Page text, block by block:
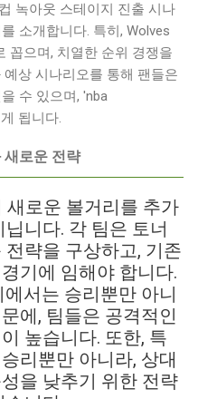
녹아웃 스테이지 진출 시나
소개합니다. 특히, Wolves
꼽으며, 치열한 순위 경쟁을
상 시나리오를 통해 팬들은
수 있으며, 'nba
됩니다.
새로운 전략
새로운 볼거리를 추가
니다. 각 팀은 토너
략을 구상하고, 기존
기에 임해야 합니다.
서는 승리뿐만 아니
에, 팀들은 공격적인
높습니다. 또한, 특
리뿐만 아니라, 상대
을 낮추기 위한 전략